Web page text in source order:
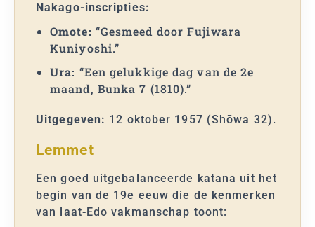
Nakago-inscripties:
Omote: “Gesmeed door Fujiwara
Kuniyoshi.”
Ura: “Een gelukkige dag van de 2e
maand, Bunka 7 (1810).”
Uitgegeven: 12 oktober 1957 (Shōwa 32).
Lemmet
Een goed uitgebalanceerde katana uit het
begin van de 19e eeuw die de kenmerken
van laat-Edo vakmanschap toont: